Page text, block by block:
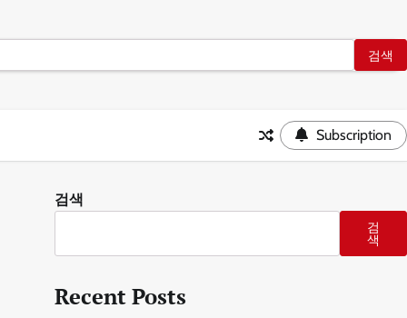
Subscription
검색
검
색
Recent Posts